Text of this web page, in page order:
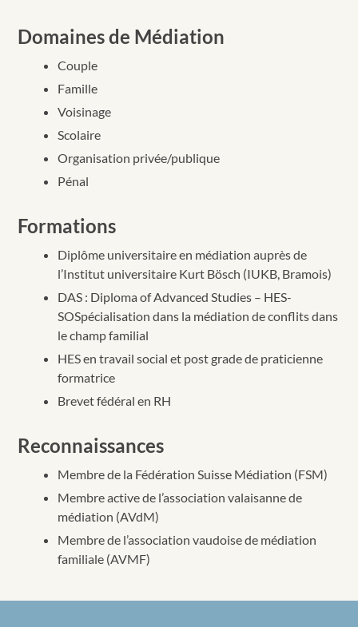
Domaines de Médiation
Couple
Famille
Voisinage
Scolaire
Organisation privée/publique
Pénal
Formations
Diplôme universitaire en médiation auprès de
l’Institut universitaire Kurt Bösch (IUKB, Bramois)
DAS : Diploma of Advanced Studies – HES-
SOSpécialisation dans la médiation de conflits dans
le champ familial
HES en travail social et post grade de praticienne
formatrice
Brevet fédéral en RH
Reconnaissances
Membre de la Fédération Suisse Médiation (FSM)
Membre active de l’association valaisanne de
médiation (AVdM)
Membre de l’association vaudoise de médiation
familiale (AVMF)